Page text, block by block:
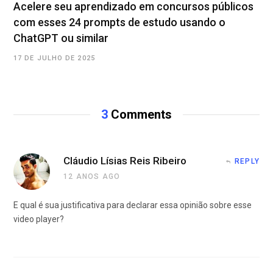
Acelere seu aprendizado em concursos públicos
com esses 24 prompts de estudo usando o
ChatGPT ou similar
17 DE JULHO DE 2025
3 Comments
Cláudio Lísias Reis Ribeiro
12 ANOS AGO
REPLY
E qual é sua justificativa para declarar essa opinião sobre esse
video player?